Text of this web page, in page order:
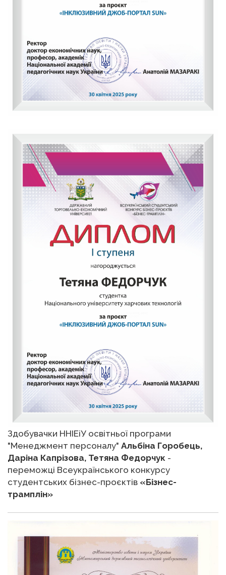
Здобувачки ННІЕіУ освітньої програми
"Менеджмент персоналу" Альбіна Горобець,
Даріна Капрізова, Тетяна Федорчук -
переможці Всеукраїнського конкурсу
студентських бізнес-проєктів «Бізнес-
трамплін»